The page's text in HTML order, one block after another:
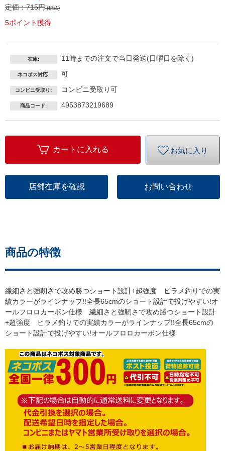
－６Ｈ
－３６
定価：715円(税込)
5ポイント獲得
在庫: 11時までの注文で当日発送(日曜日を除く)
ネコポス対応: 可
コンビニ受取り: コンビニ受取り可
商品コード: 4953873219689
カートに入れる お気に入り
店舗在庫を確認 お問い合わせ
商品の特徴
繊細さと強靭さで攻め勝つショート設計+超強度 ヒラメ釣りでの実
績カラーがラインナップ!!全長65cmのショート設計で投げやすい!オ
ールフロロカーボン仕様 繊細さと強靭さで攻め勝つショート設計
+超強度 ヒラメ釣りでの実績カラーがラインナップ!!全長65cmの
ショート設計で投げやすい!オールフロロカーボン仕様